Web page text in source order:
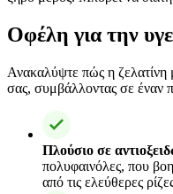
Οφέλη για την
Ανακαλύψτε πώς η ζελατίνη
σας, συμβάλλοντας σε έναν
Πλούσιο σε
πολυφαινόλες, που
από τις ελεύθερες